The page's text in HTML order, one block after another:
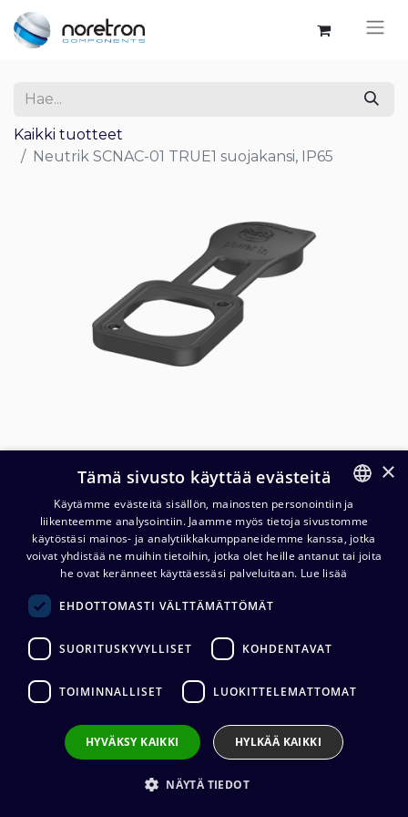
Kaikki tuotteet
Neutrik SCNAC-01 TRUE1 suojakansi, IP65
Neutrik SCNAC-01 TRUE1
suojakansi, IP65
1,85
Lisää ostoskoriin
FINNISH
ENGLISH
×
Tämä sivusto käyttää evästeitä
Käytämme evästeitä sisällön, mainosten personointiin ja
liikenteemme analysointiin. Jaamme myös tietoja sivustomme
käytöstäsi mainos- ja analytiikkakumppaneidemme kanssa, jotka
voivat yhdistää ne muihin tietoihin, jotka olet heille antanut tai joita
he ovat keränneet käyttäessäsi palveluitaan. Lue lisää
EHDOTTOMASTI VÄLTTÄMÄTTÖMÄT
SUORITUSKYVYLLISET KOHDENTAVAT
TOIMINNALLISET LUOKITTELEMATTOMAT
HYVÄKSY KAIKKI HYLKÄÄ KAIKKI
NÄYTÄ TIEDOT